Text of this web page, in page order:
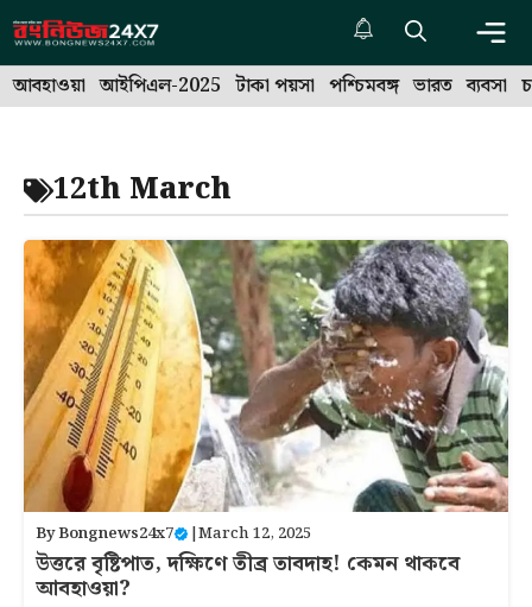
Skip
to
content
আবহাওয়া আইপিএল-2025 টাকা পয়সা পশ্চিমবঙ্গ ভারত ব্যবসা
12th March
ByBongnews24x7 |March 12, 2025
উত্তরে বৃষ্টিপাত, দক্ষিণে তীব্র তাবদাহ! কেমন থাকবে
আবহাওয়া?